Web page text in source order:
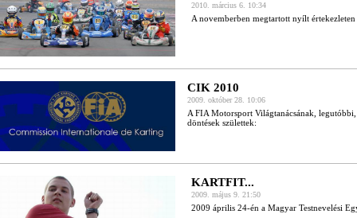
2010. március 6. 10:34
A novemberben megtartott nyílt
CIK 2010
2009. október 28. 10:06
A FIA Motorsport Világtanácsának,
döntések születtek:
KARTFIT...
2009. május 9. 21:50
2009 április 24-én a Magyar Testnevelési